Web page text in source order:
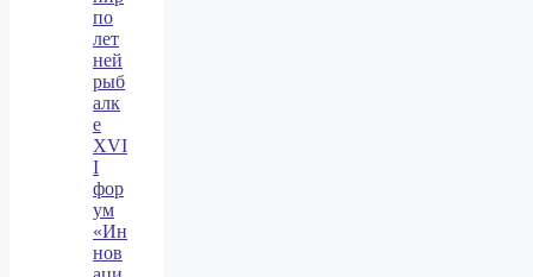
по
лет
ней
рыб
алк
е
XVI
I
фор
ум
«Ин
нов